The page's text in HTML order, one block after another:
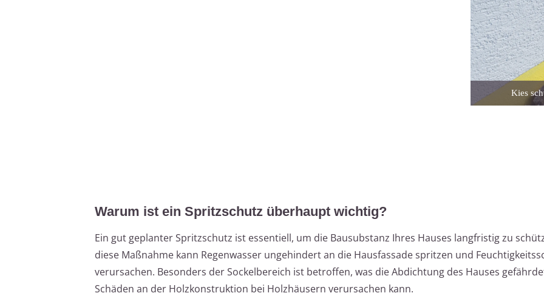
Kies
Warum ist ein Spritzschutz überhaupt wichtig?
Ein gut geplanter Spritzschutz ist essentiell, um die Bausubstanz Ihres Hauses langfristig zu
diese Maßnahme kann Regenwasser ungehindert an die Hausfassade spritzen und
verursachen. Besonders der Sockelbereich ist betroffen, was die Abdichtung des Hauses
Schäden an der Holzkonstruktion bei Holzhäusern verursachen kann.